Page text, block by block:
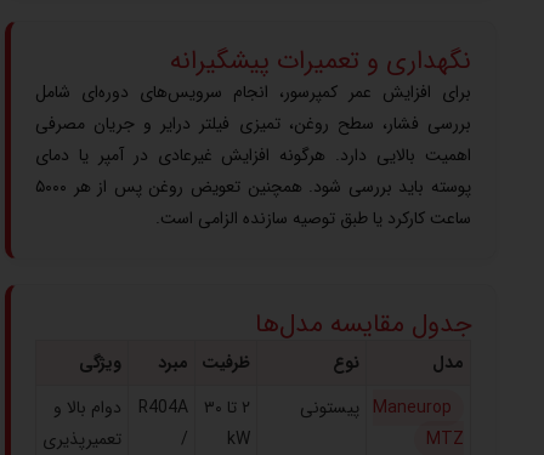
نگهداری و تعمیرات پیشگیرانه
برای افزایش عمر کمپرسور، انجام سرویس‌های دوره‌ای شامل
بررسی فشار، سطح روغن، تمیزی فیلتر درایر و جریان مصرفی
اهمیت بالایی دارد. هرگونه افزایش غیرعادی در آمپر یا دمای
پوسته باید بررسی شود. همچنین تعویض روغن پس از هر ۵۰۰۰
ساعت کارکرد یا طبق توصیه سازنده الزامی است.
جدول مقایسه مدل‌ها
مدل نوع ظرفیت مبرد
ویژگی
Maneurop
MTZ
پیستونی
۲ تا ۳۰
kW
R404A
/
دوام بالا و
تعمیرپذیری